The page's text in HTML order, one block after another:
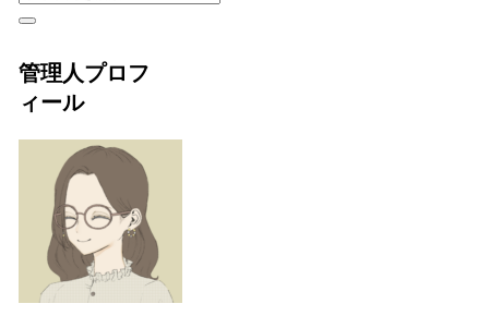
管理人プロフ
ィール